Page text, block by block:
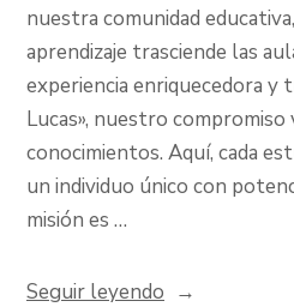
nuestra comunidad
aprendizaje trasciende las
experiencia enriquecedora y
Lucas», nuestro
conocimientos. Aquí, cada
un individuo único con
misión es …
Seguir leyendo